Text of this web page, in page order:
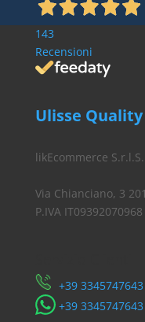
143
Recensioni
Ulisse Quality
likEcommerce S.r.l.S.
Via Chianciano, 3
P.IVA IT09392070968
​+39 3345747643
​+39 3345747643